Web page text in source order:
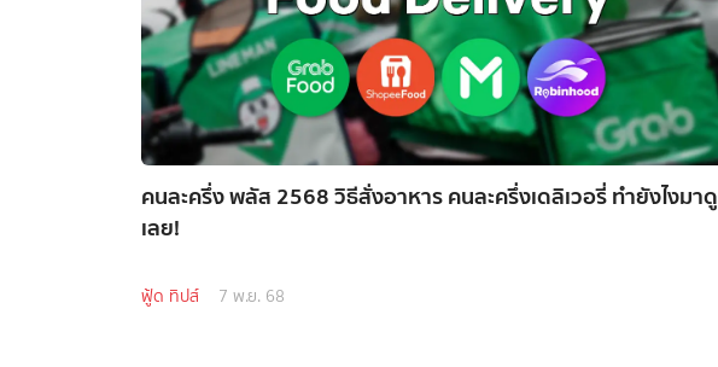
คนละครึ่ง พลัส 2568 วิธีสั่งอาหาร คนละครึ่งเดลิเวอรี่ ทำยังไงมาดู
เลย!
ฟู้ด ทิปส์ 7 พ.ย. 68